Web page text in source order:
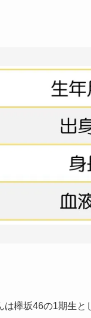
は欅坂46の1期生と